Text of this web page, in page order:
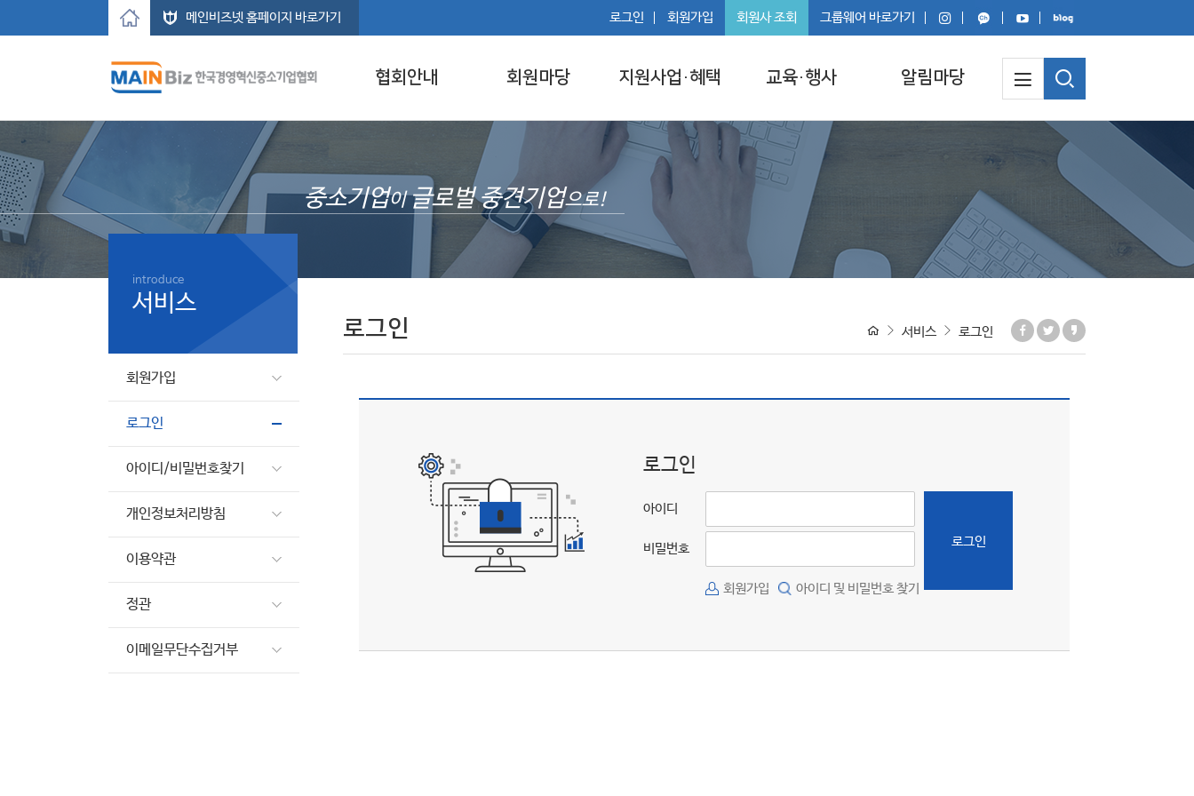
협회안내 회원마당 지원사업·혜택 교육·행사 알림마당
메인비즈넷 홈페이지 바로가기 로그인 회원가입 회원사 조회 그룹웨어 바로가기
중소기업이글로벌 중견기업으로!
introduce
서비스
회원가입
로그인
아이디/비밀번호찾기
개인정보처리방침
이용약관
정관
이메일무단수집거부
로그인 서비스 로그인
로그인
아이디
비밀번호 로그인
회원가입 아이디 및 비밀번호 찾기